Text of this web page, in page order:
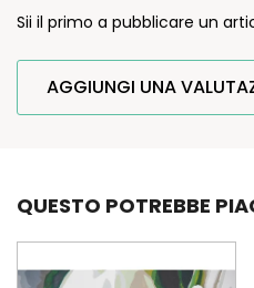
Sii il primo a pubblicare un
AGGIUNGI UNA
QUESTO POTREBBE